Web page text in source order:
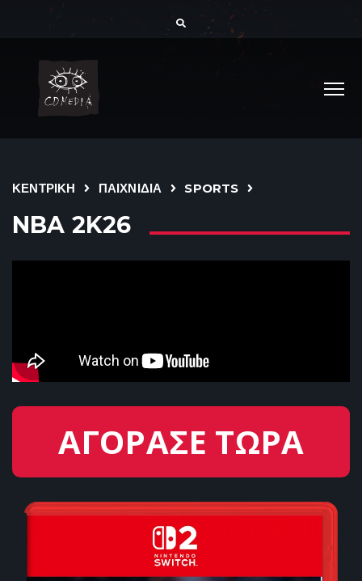
ΚΕΝΤΡΙΚΗ ΠΑΙΧΝΙΔΙΑ SPORTS
NBA 2K26
ΑΓΟΡΑΣΕ ΤΩΡΑ